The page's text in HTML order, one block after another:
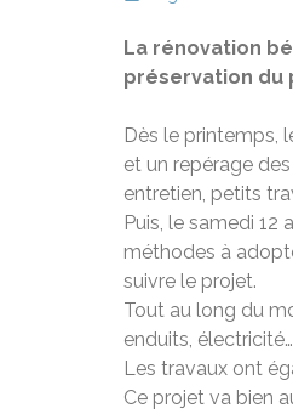
La rénovation
préservation du
Dès le printemps,
et un repérage
entretien, petits
Puis, le samedi
méthodes à
suivre le projet.
Tout au long du
enduits,
Les travaux ont
Ce projet va bien